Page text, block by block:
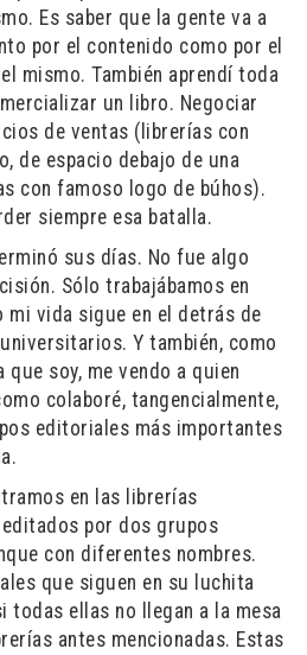
Es saber que la gente va a
por el contenido como por el
mismo. También aprendí toda
un libro. Negociar
de ventas (librerías con
de espacio debajo de una
con famoso logo de búhos).
siempre esa batalla.
sus días. No fue algo
Sólo trabajábamos en
mi vida sigue en el detrás de
Y también, como
soy, me vendo a quien
colaboré, tangencialmente,
editoriales más importantes
en las librerías
por dos grupos
con diferentes nombres.
que siguen en su luchita
todas ellas no llegan a la mesa
antes mencionadas. Estas